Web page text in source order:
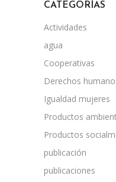
CATEGORÍAS
Actividades
agua
Cooperativas
Derechos
Igualdad mujeres
Productos
Productos
publicación
publicaciones